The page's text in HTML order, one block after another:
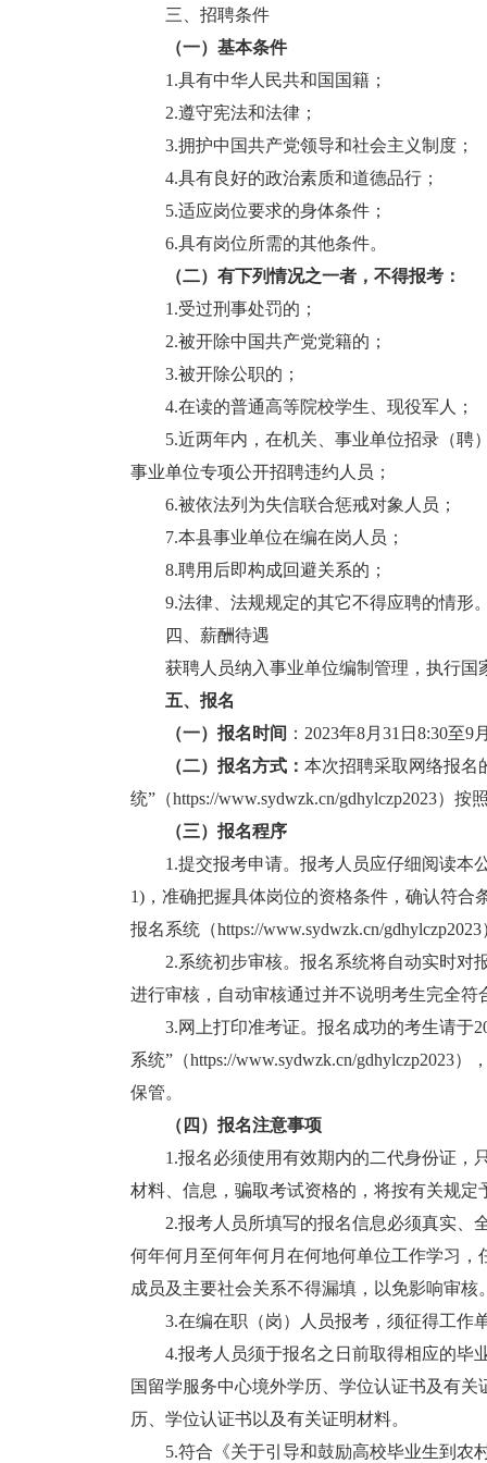
三、招聘条件
（一）基本条件
1.具有中华人民共和国国籍；
2.遵守宪法和法律；
3.拥护中国共产党领导和社会主义制度；
4.具有良好的政治素质和道德品行；
5.适应岗位要求的身体条件；
6.具有岗位所需的其他条件。
（二） 有下列情况之一者，不得报考 ：
1.受过刑事处罚的；
2.被开除中国共产党党籍的；
3.被开除公职的；
4.在读的普通高等院校学生、现役军人；
5.近两年内，在机关、事业单位招录（聘
事业单位专项公开招聘违约人员；
6.被依法列为失信联合惩戒对象人员；
7.本县事业单位在编在岗人员；
8.聘用后即构成回避关系的；
9.法律、法规规定的其它不得应聘的情形
四、薪酬待遇
获聘人员纳入事业单位编制管理，执行国
五、报名
（一）报名时间 ：2023年8月31日8:30至9
（二）报名方式： 本次招聘采取网络报名
统”（https://www.sydwzk.cn/gdhylczp2023）
（三）报名程序
1.提交报考申请。报考人员应仔细阅读本公
1)，准确把握具体岗位的资格条件，确认符合
报名系统（https://www.sydwzk.cn/
2.系统初步审核。报名系统将自动实时对
进行审核，自动审核通过并不说明考生完全
3.网上打印准考证。报名成功的考生请于
系统”（https://www.sydwzk.cn/gdhylczp2023
保管。
（四）报名注意事项
1.报名必须使用有效期内的二代身份证，
材料、信息，骗取考试资格的，将按有关规
2.报考人员所填写的报名信息必须真实、
何年何月至何年何月在何地何单位工作学习
成员及主要社会关系不得漏填，以免影响审核
3.在编在职（岗）人员报考，须征得工作
4.报考人员须于报名之日前取得相应的毕
国留学服务中心境外学历、学位认证书及有
历、学位认证书以及有关证明材料。
5.符合《关于引导和鼓励高校毕业生到农村